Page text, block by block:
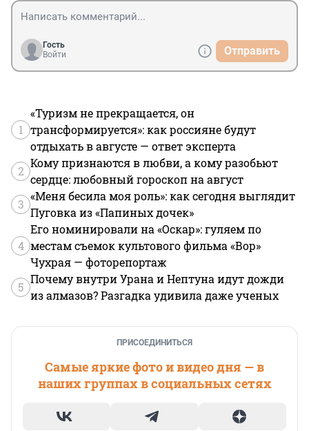
Гость
Войти
Отправить
1
«Туризм не прекращается, он
трансформируется»: как россияне будут
отдыхать в августе — ответ эксперта
2
Кому признаются в любви, а кому разобьют
сердце: любовный гороскоп на август
3
«Меня бесила моя роль»: как сегодня выглядит
Пуговка из «Папиных дочек»
4
Его номинировали на «Оскар»: гуляем по
местам съемок культового фильма «Вор»
Чухрая — фоторепортаж
5
Почему внутри Урана и Нептуна идут дожди
из алмазов? Разгадка удивила даже ученых
ПРИСОЕДИНИТЬСЯ
Самые яркие фото и видео дня — в
наших группах в социальных сетях